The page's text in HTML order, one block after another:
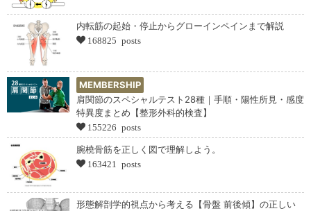
内転筋の起始・停止からグローインペインまで解説
168825 posts
MEMBERSHIP
肩関節のスペシャルテスト28種｜手順・陽性所見・感度
特異度まとめ【整形外科的検査】
155226 posts
腕橈骨筋を正しく図で理解しよう。
163421 posts
形態解剖学的視点から考える【骨盤 前後傾】の正しい